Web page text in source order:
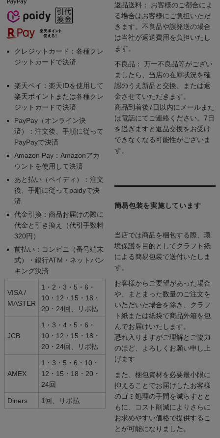
クレジットカード：各種クレ
ジットカードで決済
楽天ペイ：楽天IDを使用して
楽天ポイントまたは各種クレ
ジットカードで決済
PayPay（オンライン決
済）：注文後、手順に従って
PayPayで決済
Amazon Pay：Amazonアカ
ウントを使用して決済
あと払い（ペイディ）：注文
後、手順に従ってpaidyで決
済
代金引換：商品お届けの際に
代金と引き換え（代引手数料
320円）
前払い：コンビニ（番号端末
式）・銀行ATM・ネットバン
キング決済
VISA /
MASTER
1・2・3・5・6・
10・12・15・18・
20・24回、リボ払
JCB
1・3・4・5・6・
10・12・15・18・
20・24回、リボ払
AMEX
1・3・5・6・10・
12・15・18・20・
24回
Diners 1回、リボ払
返品送料： お客様のご都合によ
る場合はお客様にご負担いただ
きます。不良品や誤発送の場合
は当社が返送費用を負担いたし
ます。
不良品： 万一不良品等がござい
ましたら、当店の在庫状況を確
認のうえ新品と交換、または返
金させていただきます。
商品到着後7日以内にメールまた
は電話にてご連絡ください。7日
を過ぎますと返品交換をお受け
できなくなる可能性がございま
す。
簡易包装を実施しています
当店では商品を梱包する際、環
境保護を目的としてクラフト紙
による簡易包装で送付いたしま
す。
お客様からご要望があった場合
や、まとまった数量のご注文を
いただいた場合を除き、クラフ
ト紙または紙袋で商品外箱を包
んでお届けいたします。
恐れ入りますがご理解とご協力
のほど、よろしくお願い申し上
げます
また、梱包資材を必要最小限に
抑えることでお届けしたお客様
のゴミ処理の手間を減らすとと
もに、コスト削減によりさらに
お求めやすい価格で提供するこ
とが可能になりました。